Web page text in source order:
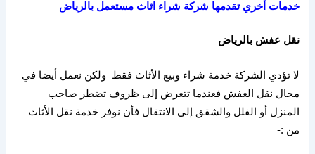
خدمات أخري تقدمها شركة شراء اثاث مستعمل بالرياض
نقل عفش بالرياض
لا تؤدي الشركة خدمة شراء وبيع الأثاث فقط
ولكن نعمل أيضا في
مجال نقل العفش فعندما تتعرض إلى ظروف تضطر صاحب
المنزل أو الفلل والشقق إلى الانتقال فأن نوفر خدمة نقل الأثاث
من :-